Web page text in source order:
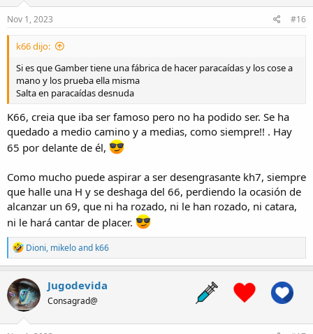
n
s
Nov 1, 2023 #16
k66 dijo:
Si es que Gamber tiene una fábrica de hacer paracaídas y los cose a
mano y los prueba ella misma
Salta en paracaídas desnuda
K66, creia que iba ser famoso pero no ha podido ser. Se ha
quedado a medio camino y a medias, como siempre!! . Hay
65 por delante de él,
Como mucho puede aspirar a ser desengrasante kh7, siempre
que halle una H y se deshaga del 66, perdiendo la ocasión de
alcanzar un 69, que ni ha rozado, ni le han rozado, ni catara,
ni le hará cantar de placer.
R
e
a
c
t
i
o
n
Dioni, mikeloand k66
Jugodevida
Consagrad@